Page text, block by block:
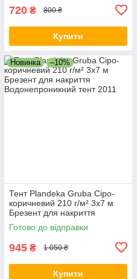
720 ₴ 800 ₴
Купити
Новинка –10%
Тент Plandeka Gruba Сіро-
коричневий 210 г/м² 3х7 м
Брезент для накриття
Водонепроникний тент
Готово до відправки
945 ₴ 1 050 ₴
Купити